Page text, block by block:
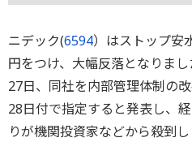
ニデック(6594）はストップ安
円をつけ、大幅反落となりま
27日、同社を内部管理体制の
28日付で指定すると発表し、
りが機関投資家などから殺到し